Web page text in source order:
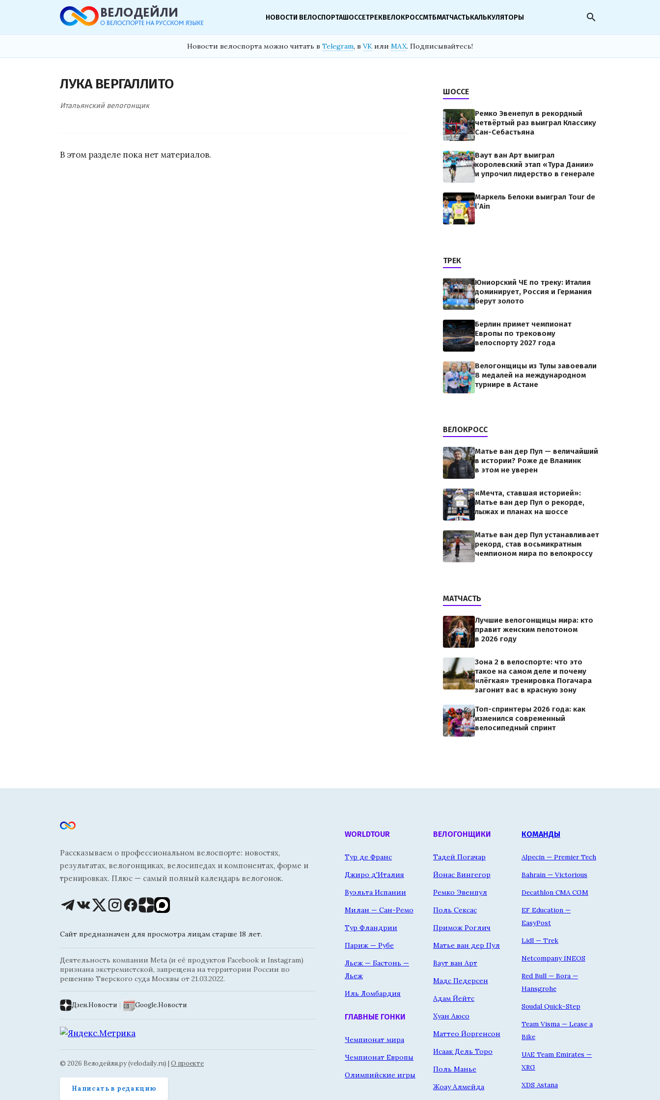
НОВОСТИ ВЕЛОСПОРТАШОССЕТРЕКВЕЛОКРОССМТБМАТЧАСТЬКАЛЬКУЛЯТОРЫ search
Новости велоспорта можно читать в Telegram, в VK или MAX. Подписывайтесь!
ЛУКА ВЕРГАЛЛИТО
Итальянский велогонщик
В этом разделе пока нет материалов.
ШОССЕ
Ремко Эвенепул в рекордный
четвёртый раз выиграл Классику
Сан-Себастьяна
Ваут ван Арт выиграл
королевский этап «Тура Дании»
и упрочил лидерство в генерале
Маркель Белоки выиграл Tour de
l’Ain
ТРЕК
Юниорский ЧЕ по треку: Италия
доминирует, Россия и Германия
берут золото
Берлин примет чемпионат
Европы по трековому
велоспорту 2027 года
Велогонщицы из Тулы завоевали
8 медалей на международном
турнире в Астане
ВЕЛОКРОСС
Матье ван дер Пул — величайший
в истории? Роже де Вламинк
в этом не уверен
«Мечта, ставшая историей»:
Матье ван дер Пул о рекорде,
лыжах и планах на шоссе
Матье ван дер Пул устанавливает
рекорд, став восьмикратным
чемпионом мира по велокроссу
МАТЧАСТЬ
Лучшие велогонщицы мира: кто
правит женским пелотоном
в 2026 году
Зона 2 в велоспорте: что это
такое на самом деле и почему
«лёгкая» тренировка Погачара
загонит вас в красную зону
Топ-спринтеры 2026 года: как
изменился современный
велосипедный спринт
Рассказываем о профессиональном велоспорте: новостях,
результатах, велогонщиках, велосипедах и компонентах, форме и
тренировках. Плюс — самый полный календарь велогонок.
Сайт предназначен для просмотра лицам старше 18 лет.
Деятельность компании Meta (и её продуктов Facebook и Instagram)
признана экстремистской, запрещена на территории России по
решению Тверского суда Москвы от 21.03.2022.
Дзен.Новости | Google.Новости
© 2026 Велодейли.ру (velodaily.ru) | О проекте
Написать в редакцию
WORLDTOUR
Тур де Франс
Джиро д'Италия
Вуэльта Испании
Милан — Сан-Ремо
Тур Фландрии
Париж — Рубе
Льеж — Бастонь —
Льеж
Иль Ломбардия
ГЛАВНЫЕ ГОНКИ
Чемпионат мира
Чемпионат Европы
Олимпийские игры
ВЕЛОГОНЩИКИ
Тадей Погачар
Йонас Вингегор
Ремко Эвенпул
Поль Сексас
Примож Роглич
Матье ван дер Пул
Ваут ван Арт
Мадс Педерсен
Адам Йейтс
Хуан Аюсо
Маттео Йоргенсон
Исаак Дель Торо
Поль Манье
Жоау Алмейда
КОМАНДЫ
Alpecin — Premier Tech
Bahrain — Victorious
Decathlon CMA CGM
EF Education —
EasyPost
Lidl — Trek
Netcompany INEOS
Red Bull — Bora —
Hansgrohe
Soudal Quick-Step
Team Visma — Lease a
Bike
UAE Team Emirates —
XRG
XDS Astana